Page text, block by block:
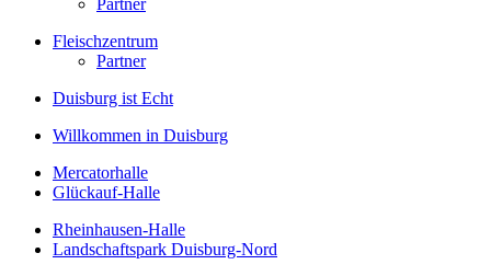
Partner
Fleischzentrum
Partner
Duisburg ist Echt
Willkommen in Duisburg
Mercatorhalle
Glückauf-Halle
Rheinhausen-Halle
Landschaftspark Duisburg-Nord